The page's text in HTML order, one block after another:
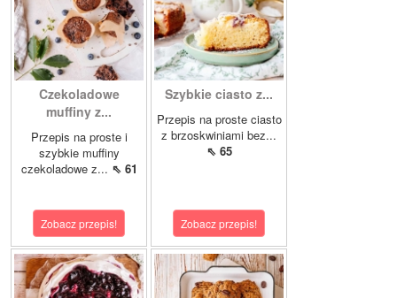
Czekoladowe
muffiny z...
Przepis na proste i
szybkie muffiny
czekoladowe z... ⇖ 61
Zobacz przepis!
Szybkie ciasto z...
Przepis na proste ciasto
z brzoskwiniami bez...
⇖ 65
Zobacz przepis!